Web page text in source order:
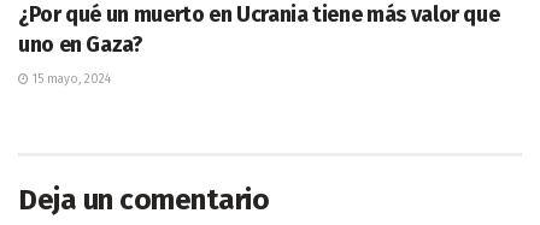
¿Por qué un muerto en Ucrania tiene más valor que
uno en Gaza?
15 mayo, 2024
Deja un comentario